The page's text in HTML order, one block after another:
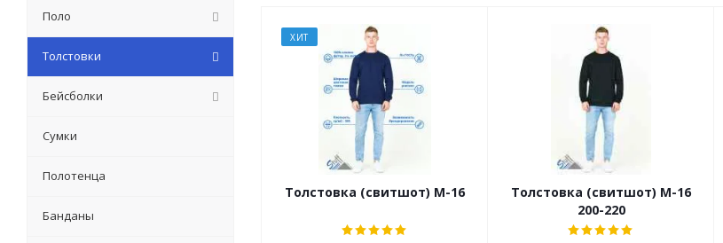
ХИТ
Толстовка (свитшот) М-16
Толстовка (свитшот) М-16
200-220
Поло
Толстовки
Бейсболки
Сумки
Полотенца
Банданы